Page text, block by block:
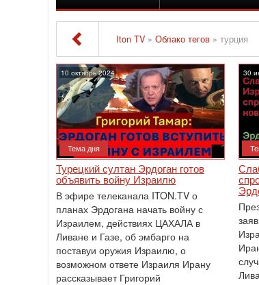
Iton TV »Облако тегов » турция
10 октябрь 2024
Тема дня
Турецкий султан Эрдоган готов
объявить войну Израилю
В эфире телеканала ITON.TV о
планах Эрдогана начать войну с
Израилем, действиях ЦАХАЛА в
Ливане и Газе, об эмбарго на
поставуи оружия Израилю, о
возможном ответе Израиля Ирану
рассказывает Григорий
30